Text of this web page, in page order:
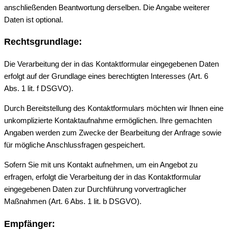
anschließenden Beantwortung derselben. Die Angabe weiterer
Daten ist optional.
Rechtsgrundlage:
Die Verarbeitung der in das Kontaktformular eingegebenen Daten
erfolgt auf der Grundlage eines berechtigten Interesses (Art. 6
Abs. 1 lit. f DSGVO).
Durch Bereitstellung des Kontaktformulars möchten wir Ihnen eine
unkomplizierte Kontaktaufnahme ermöglichen. Ihre gemachten
Angaben werden zum Zwecke der Bearbeitung der Anfrage sowie
für mögliche Anschlussfragen gespeichert.
Sofern Sie mit uns Kontakt aufnehmen, um ein Angebot zu
erfragen, erfolgt die Verarbeitung der in das Kontaktformular
eingegebenen Daten zur Durchführung vorvertraglicher
Maßnahmen (Art. 6 Abs. 1 lit. b DSGVO).
Empfänger: